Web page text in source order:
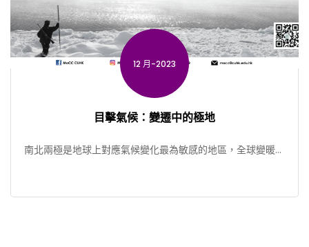
12 月-2023
目擊氣候：變遷中的極地
南北兩極是地球上對應氣候變化最為敏感的地區，全球變暖對